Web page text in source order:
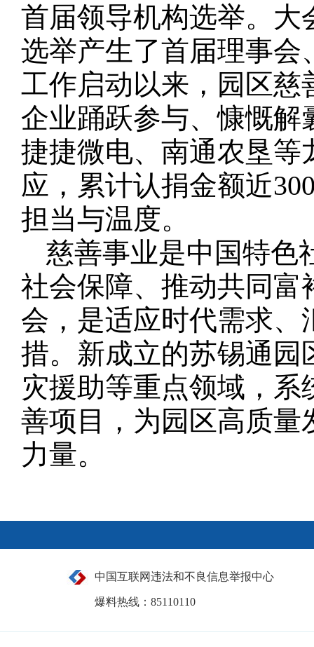
首届领导机构选举。大
选举产生了首届理事会
工作启动以来，园区慈
企业踊跃参与、慷慨
捷捷微电、南通农垦等
应，累计认捐金额近
担当与温度。
慈善事业是中国特色
社会保障、推动共同富
会，是适应时代需求
措。新成立的苏锡通园
灾援助等重点领域，
善项目，为园区高质量
力量。
中国互联网违法和不良信息举报中心
爆料热线：85110110